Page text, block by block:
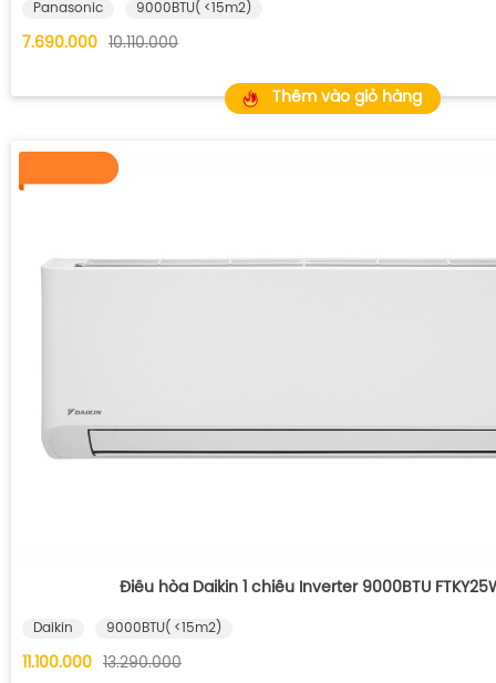
Panasonic 9000BTU( <15m2)
7.690.000 10.110.000
Thêm vào giỏ hàng
Điều hòa Daikin 1 chiều Inverter 9000BTU
Daikin 9000BTU( <15m2)
11.100.000 13.290.000